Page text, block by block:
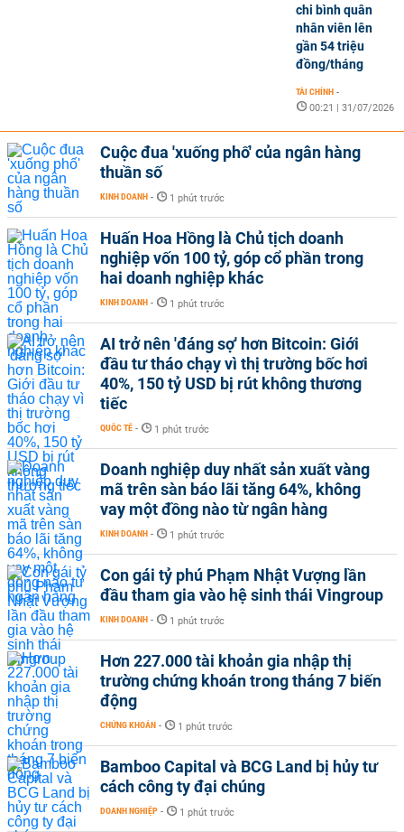
chi bình quân
nhân viên lên
gần 54 triệu
đồng/tháng
TÀI CHÍNH -
00:21 | 31/07/2026
Cuộc đua 'xuống phố' của ngân hàng
thuần số
KINH DOANH - 1 phút trước
Huấn Hoa Hồng là Chủ tịch doanh
nghiệp vốn 100 tỷ, góp cổ phần trong
hai doanh nghiệp khác
KINH DOANH - 1 phút trước
AI trở nên 'đáng sợ' hơn Bitcoin: Giới
đầu tư tháo chạy vì thị trường bốc hơi
40%, 150 tỷ USD bị rút không thương
tiếc
QUỐC TẾ - 1 phút trước
Doanh nghiệp duy nhất sản xuất vàng
mã trên sàn báo lãi tăng 64%, không
vay một đồng nào từ ngân hàng
KINH DOANH - 1 phút trước
Con gái tỷ phú Phạm Nhật Vượng lần
đầu tham gia vào hệ sinh thái Vingroup
KINH DOANH - 1 phút trước
Hơn 227.000 tài khoản gia nhập thị
trường chứng khoán trong tháng 7 biến
động
CHỨNG KHOÁN - 1 phút trước
Bamboo Capital và BCG Land bị hủy tư
cách công ty đại chúng
DOANH NGHIỆP - 1 phút trước